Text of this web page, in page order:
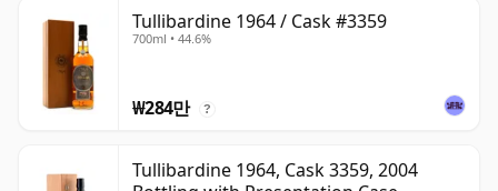
Tullibardine 1964 / Cask #3359
700ml • 44.6%
₩284만 ?
Tullibardine 1964, Cask 3359, 2004